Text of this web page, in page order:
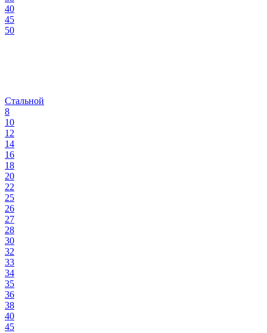
40
45
50
Стальной
8
10
12
14
16
18
20
22
25
26
27
28
30
32
33
34
35
36
38
40
45